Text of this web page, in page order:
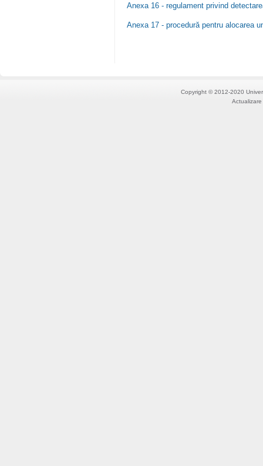
Anexa 16 - regulament privind
Anexa 17 - procedură pentru alocarea
Copyright © 2012-2020